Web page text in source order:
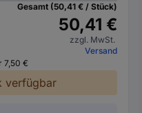
Gesamt (50,41 € / Stück)
50,41 €
zzgl. MwSt.
Versand
7,50 €
verfügbar